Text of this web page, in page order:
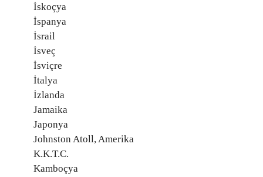
İskoçya
İspanya
İsrail
İsveç
İsviçre
İtalya
İzlanda
Jamaika
Japonya
Johnston Atoll, Amerika
K.K.T.C.
Kamboçya